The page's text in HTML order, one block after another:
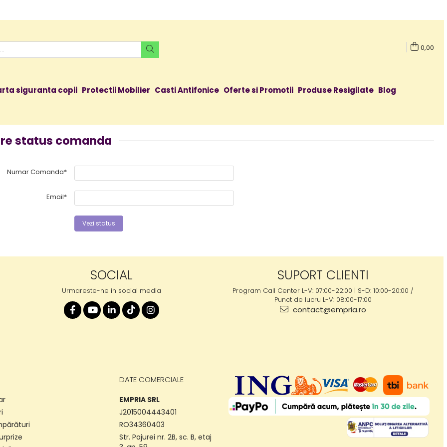
0,00
siguranta copii Protectii Mobilier Casti Antifonice Oferte si Promotii Produse Resigilate Blog
status comanda
Numar Comanda*
Email*
Vezi status
SOCIAL
Urmareste-ne in social media
SUPORT CLIENTI
Program Call Center L-V: 07:00-22:00 | S-D: 10:00-20:00 /
Punct de lucru L-V: 08:00-17:00
contact@empria.ro
DATE COMERCIALE
EMPRIA SRL
J2015004443401
RO34360403
Str. Pajurei nr. 2B, sc. B, etaj